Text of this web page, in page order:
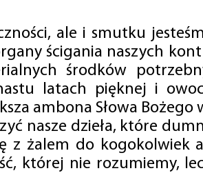
ale i smutku
ścigania naszych
środków
latach pięknej i
ambona Słowa Bożego
nasze dzieła, które
z żalem do kogokolwiek
której nie rozumiemy,